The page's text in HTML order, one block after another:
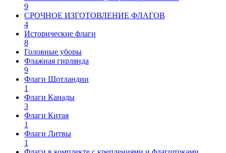
9
СРОЧНОЕ ИЗГОТОВЛЕНИЕ ФЛАГОВ
4
Исторические флаги
8
Головные уборы
Флажная гирлянда
9
Флаги Шотландии
1
Флаги Канады
3
Флаги Китая
1
Флаги Литвы
1